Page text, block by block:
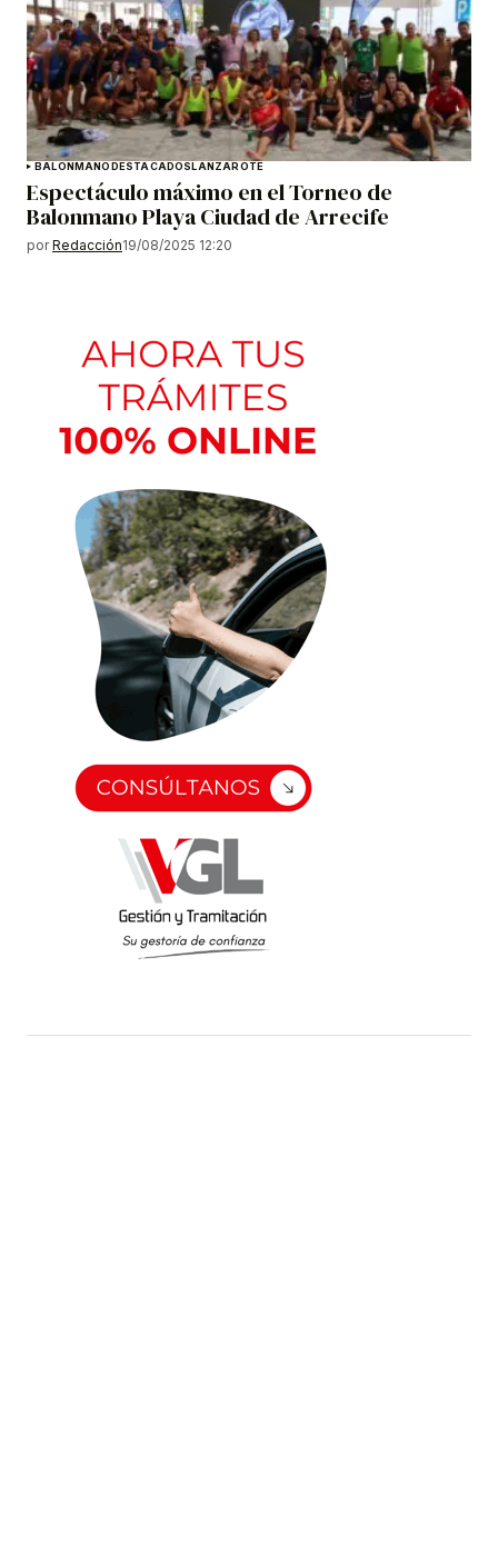
BALONMANODESTACADOSLANZAROTE
Espectáculo máximo en el Torneo de
Balonmano Playa Ciudad de Arrecife
por Redacción19/08/2025 12:20